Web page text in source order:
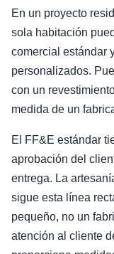
En un proyecto
sola habitación
comercial estándar
personalizados.
con un
medida de un
El FF&E estándar
aprobación del
entrega. La
sigue esta línea
pequeño, no un
atención al cliente